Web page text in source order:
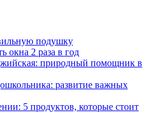
подушку
окна 2 раза в год
природный помощник в
развитие важных
5 продуктов, которые стоит